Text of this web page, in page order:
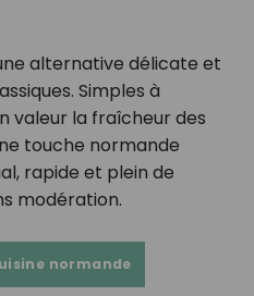
alternative délicate et
Simples à
valeur la fraîcheur des
touche normande
rapide et plein de
modération.
normande